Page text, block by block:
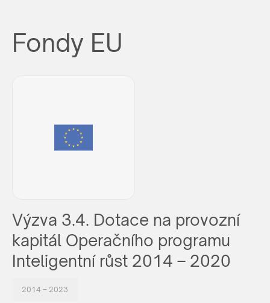
Fondy EU
Výzva 3.4. Dotace na provozní
kapitál Operačního programu
Inteligentní růst 2014 – 2020
2014 – 2023